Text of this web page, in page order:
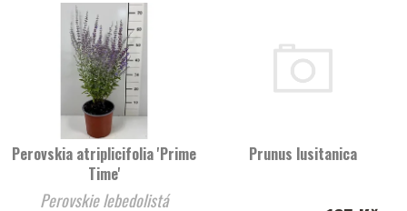
Perovskia atriplicifolia 'Prime
Time'
Perovskie lebedolistá
Prunus lusitanica